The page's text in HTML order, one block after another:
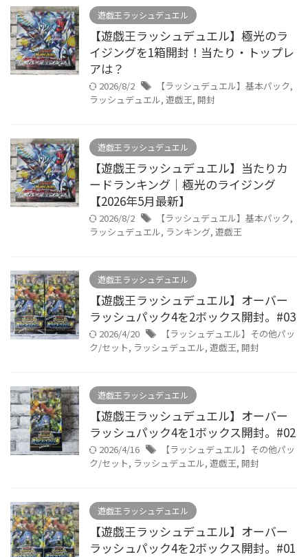
遊戯王ラッシュデュエル
【遊戯王ラッシュデュエル】極光のラ
イジングを1箱開封！当たり・トップレ
アは？
2026/8/2 【ラッシュデュエル】基本パック,
ラッシュデュエル, 遊戯王, 開封
遊戯王ラッシュデュエル
【遊戯王ラッシュデュエル】当たりカ
ードランキング｜極光のライジング
【2026年5月最新】
2026/8/2 【ラッシュデュエル】基本パック,
ラッシュデュエル, ランキング, 遊戯王
遊戯王ラッシュデュエル
【遊戯王ラッシュデュエル】オーバー
ラッシュパック4を2ボックス開封。#03
2026/4/20
【ラッシュデュエル】その他パッ
ク/セット, ラッシュデュエル, 遊戯王, 開封
遊戯王ラッシュデュエル
【遊戯王ラッシュデュエル】オーバー
ラッシュパック4を1ボックス開封。#02
2026/4/16
【ラッシュデュエル】その他パッ
ク/セット, ラッシュデュエル, 遊戯王, 開封
遊戯王ラッシュデュエル
【遊戯王ラッシュデュエル】オーバー
ラッシュパック4を2ボックス開封。#01